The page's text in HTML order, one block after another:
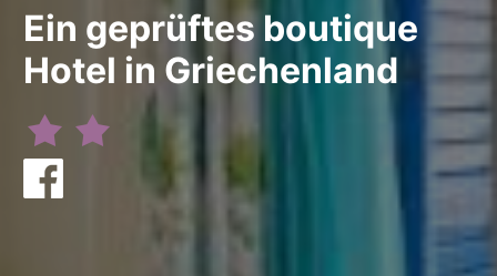
Ein geprüftes boutique
Hotel in Griechenland